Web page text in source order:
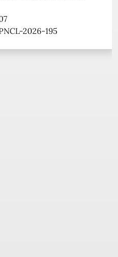
2026-195